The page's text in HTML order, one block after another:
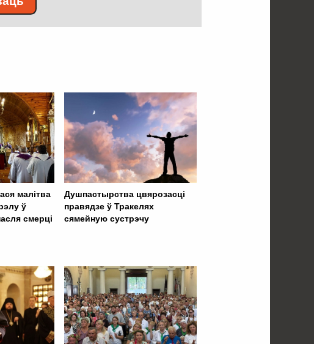
малітва
ў
смерці
Душпастырства цвярозасці
правядзе ў Тракелях
сямейную сустрэчу